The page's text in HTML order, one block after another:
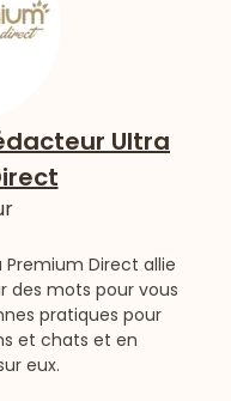
Ultra
Premium Direct allie
des mots pour vous
pratiques pour
et chats et en
eux.